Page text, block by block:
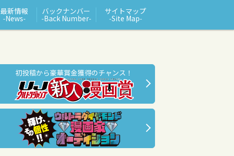
最新情報
‑News‑
バックナンバー
‑Back Number‑
サイトマップ
‑Site Map‑
初投稿から豪華賞金獲得のチャンス！